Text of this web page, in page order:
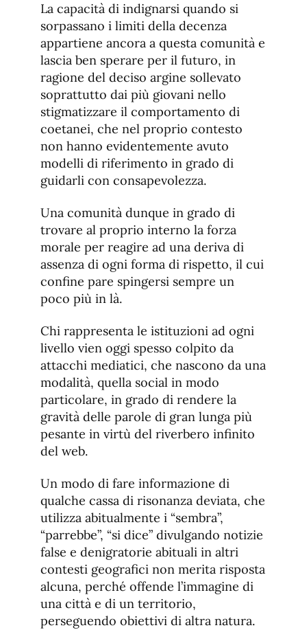
La capacità di indignarsi quando si
sorpassano i limiti della decenza
appartiene ancora a questa comunità e
lascia ben sperare per il futuro, in
ragione del deciso argine sollevato
soprattutto dai più giovani nello
stigmatizzare il comportamento di
coetanei, che nel proprio contesto
non hanno evidentemente avuto
modelli di riferimento in grado di
guidarli con consapevolezza.
Una comunità dunque in grado di
trovare al proprio interno la forza
morale per reagire ad una deriva di
assenza di ogni forma di rispetto, il cui
confine pare spingersi sempre un
poco più in là.
Chi rappresenta le istituzioni ad ogni
livello vien oggi spesso colpito da
attacchi mediatici, che nascono da una
modalità, quella social in modo
particolare, in grado di rendere la
gravità delle parole di gran lunga più
pesante in virtù del riverbero infinito
del web.
Un modo di fare informazione di
qualche cassa di risonanza deviata, che
utilizza abitualmente i “sembra”,
“parrebbe”, “si dice” divulgando notizie
false e denigratorie abituali in altri
contesti geografici non merita risposta
alcuna, perché offende l’immagine di
una città e di un territorio,
perseguendo obiettivi di altra natura.